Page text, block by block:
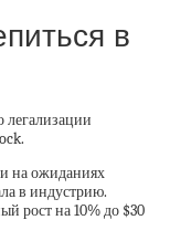
в
легализации
на ожиданиях
в индустрию.
рост на 10% до $30